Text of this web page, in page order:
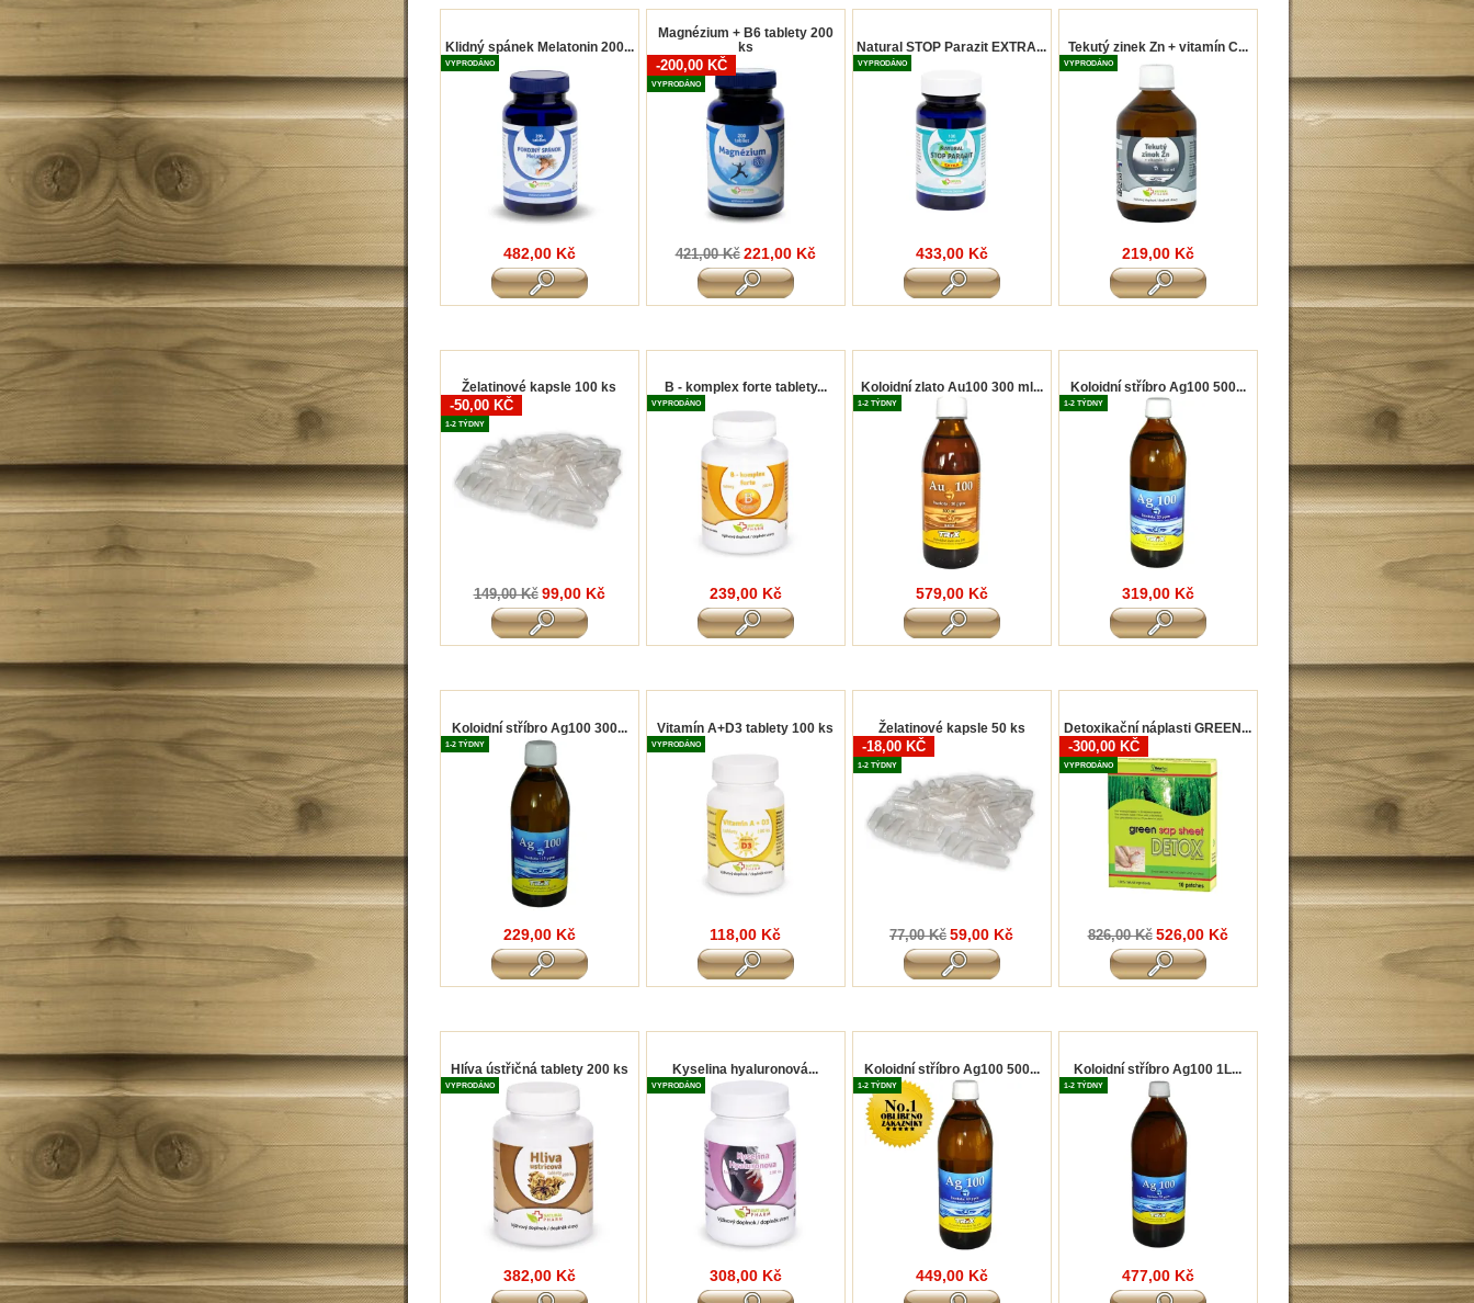
Klidný spánek Melatonin 200...
VYPRODÁNO
482,00 Kč
Magnézium + B6 tablety 200
ks
-200,00 KČ
VYPRODÁNO
421,00 Kč 221,00 Kč
Natural STOP Parazit EXTRA...
VYPRODÁNO
433,00 Kč
Tekutý zinek Zn + vitamín C...
VYPRODÁNO
219,00 Kč
Želatinové kapsle 100 ks
-50,00 KČ
1-2 TÝDNY
149,00 Kč 99,00 Kč
B - komplex forte tablety...
VYPRODÁNO
239,00 Kč
Koloidní zlato Au100 300 ml...
1-2 TÝDNY
579,00 Kč
Koloidní stříbro Ag100 500...
1-2 TÝDNY
319,00 Kč
Koloidní stříbro Ag100 300...
1-2 TÝDNY
229,00 Kč
Vitamín A+D3 tablety 100 ks
VYPRODÁNO
118,00 Kč
Želatinové kapsle 50 ks
-18,00 KČ
1-2 TÝDNY
77,00 Kč 59,00 Kč
Detoxikační náplasti GREEN...
-300,00 KČ
VYPRODÁNO
826,00 Kč 526,00 Kč
Hlíva ústřičná tablety 200 ks
VYPRODÁNO
382,00 Kč
Kyselina hyaluronová...
VYPRODÁNO
308,00 Kč
Koloidní stříbro Ag100 500...
1-2 TÝDNY
449,00 Kč
Koloidní stříbro Ag100 1L...
1-2 TÝDNY
477,00 Kč